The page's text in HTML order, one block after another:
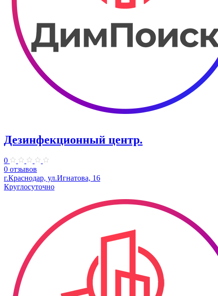
Дезинфекционный центр.
0
0 отзывов
г.Краснодар, ул.Игнатова, 16
Круглосуточно